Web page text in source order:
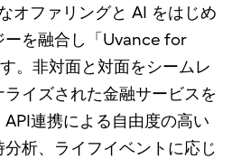
オファリングと AI をはじめ
ーを融合し「Uvance for
。非対面と対面をシームレ
イズされた金融サービスを
連携による自由度の高い
析、ライフイベントに応じ